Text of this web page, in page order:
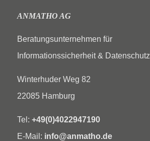
ANMATHO AG
Beratungsunternehmen für
Informationssicherheit & Datenschutz
Winterhuder Weg 82
22085 Hamburg
Tel: +49(0)4022947190
E-Mail: info@anmatho.de